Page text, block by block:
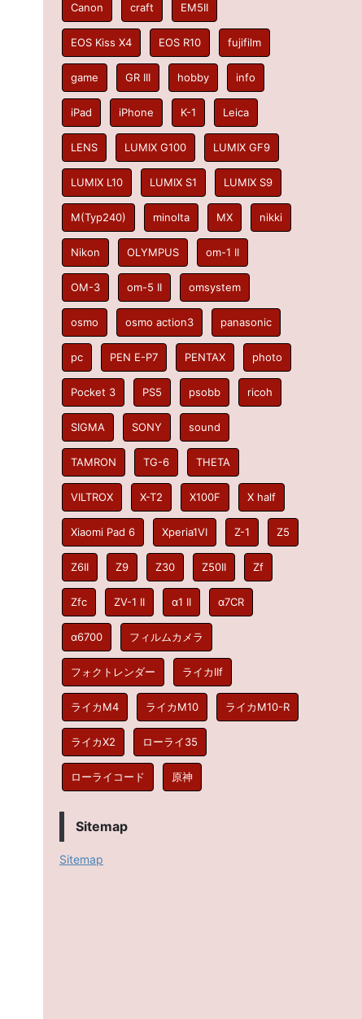
Canon craft EM5II
EOS Kiss X4 EOS R10 fujifilm
game GR III hobby info
iPad iPhone K-1 Leica
LENS LUMIX G100 LUMIX GF9
LUMIX L10 LUMIX S1 LUMIX S9
M(Typ240) minolta MX nikki
Nikon OLYMPUS om-1 II
OM-3 om-5 II omsystem
osmo osmo action3 panasonic
pc PEN E-P7 PENTAX photo
Pocket 3 PS5 psobb ricoh
SIGMA SONY sound
TAMRON TG-6 THETA
VILTROX X-T2 X100F X half
Xiaomi Pad 6 Xperia1VI Z-1 Z5
Z6II Z9 Z30 Z50II Zf
Zfc ZV-1 II α1 II α7CR
α6700 フィルムカメラ
フォクトレンダー ライカIIf
ライカM4 ライカM10 ライカM10-R
ライカX2 ローライ35
ローライコード 原神
Sitemap
Sitemap